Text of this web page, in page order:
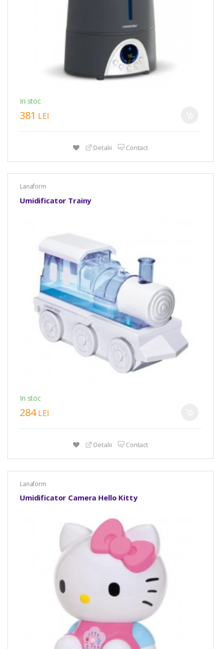
In stoc
381 LEI
Detalii Contact
Lanaform
Umidificator Trainy
In stoc
284LEI
Detalii Contact
Lanaform
Umidificator Camera Hello Kitty